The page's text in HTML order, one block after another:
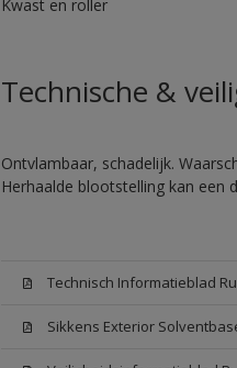
Kwast en roller
Technische &
Ontvlambaar, schadelijk.
Herhaalde blootstelling kan een
Technisch Informatieblad
Sikkens Exterior